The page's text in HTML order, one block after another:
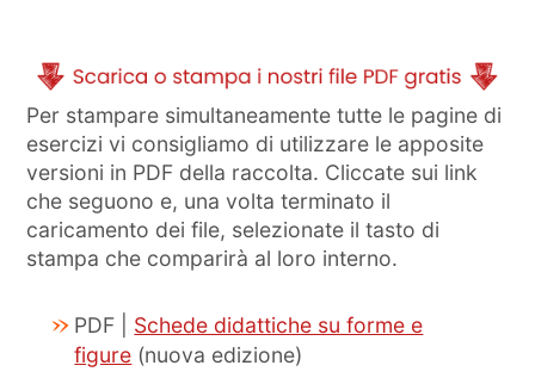
Per stampare simultaneamente tutte le pagine di
esercizi vi consigliamo di utilizzare le apposite
versioni in PDF della raccolta. Cliccate sui link
che seguono e, una volta terminato il
caricamento dei file, selezionate il tasto di
stampa che comparirà al loro interno.
PDF | Schede didattiche su forme e
figure (nuova edizione)